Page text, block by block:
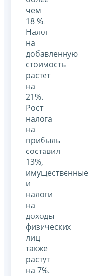
чем
18 %.
Налог
на
добавленную
стоимость
растет
на
21%.
Рост
налога
на
прибыль
составил
13%,
имущественные
и
налоги
на
доходы
физических
лиц
также
растут
на 7%.